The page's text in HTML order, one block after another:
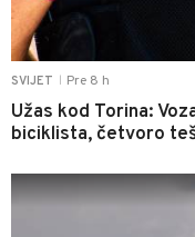
SVIJET Pre 8 h
Užas kod Torina:
biciklista, četvoro